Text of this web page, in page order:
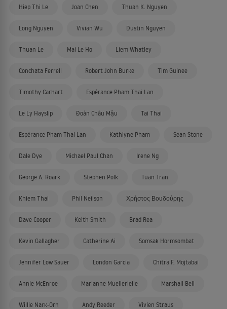
Hiep Thi Le Joan Chen Thuan K. Nguyen
Long Nguyen Vivian Wu Dustin Nguyen
Thuan Le Mai Le Ho Liem Whatley
Conchata Ferrell Robert John Burke Tim Guinee
Timothy Carhart Espérance Pham Thai Lan
Le Ly Hayslip Đoàn Châu Mậu Tai Thai
Espérance Pham Thai Lan Kathlyne Pham Sean Stone
Dale Dye Michael Paul Chan Irene Ng
George A. Roark Stephen Polk Tuan Tran
Khiem Thai Phil Neilson Χρήστος Βουδούρης
Dave Cooper Keith Smith Brad Rea
Kevin Gallagher Catherine Ai Somsak Hormsombat
Jennifer Low Sauer London Garcia Chitra F. Mojtabai
Annie McEnroe Marianne Muellerleile Marshall Bell
Willie Nark-Orn Andy Reeder Vivien Straus